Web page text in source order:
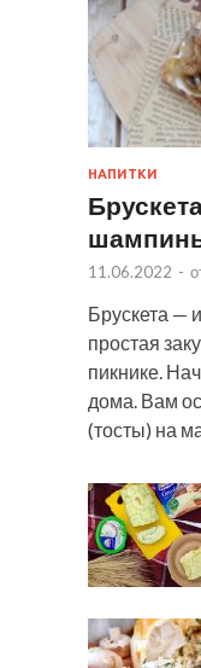
НАПИТКИ
11.06.2022 -
Брускета —
простая
пикнике.
дома. Вам
(тосты) на